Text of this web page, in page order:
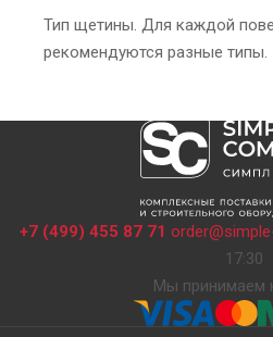
Тип щетины. Для каждой
рекомендуются разные типы.
+7 (499) 455 87 71
17:30
Мы принимаем